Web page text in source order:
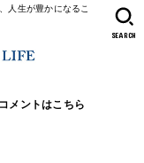
人生が豊かになるこ
コメントはこちら
SEARCH